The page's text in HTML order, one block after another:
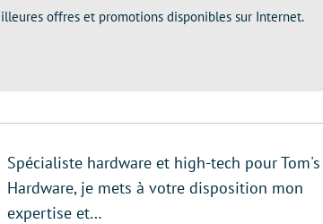
offres et promotions disponibles sur Internet.
Spécialiste hardware et high-tech pour Tom's
Hardware, je mets à votre disposition mon
expertise et…